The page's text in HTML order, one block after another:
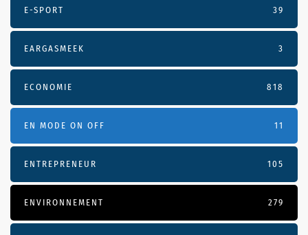
E-SPORT 39
EARGASMEEK 3
ECONOMIE 818
EN MODE ON OFF 11
ENTREPRENEUR 105
ENVIRONNEMENT 279